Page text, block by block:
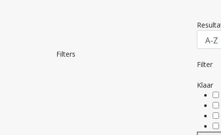
Filters
Filter
Klaar